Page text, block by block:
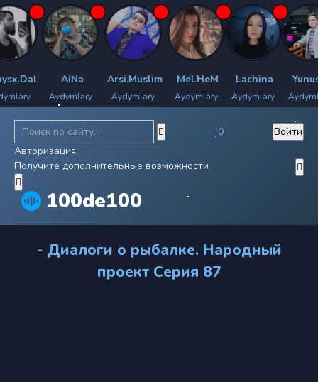
AiNa
Aydymlary
Arsi.Muslim
Aydymlary
MeLHeM
Aydymlary
Lachina
Aydymlary
Yunus.H
Aydymlary
100de100
0
Войти
Авторизация
Получите дополнительные возможности
- Диалоги о рыбалке. Народный
проект Серия 87